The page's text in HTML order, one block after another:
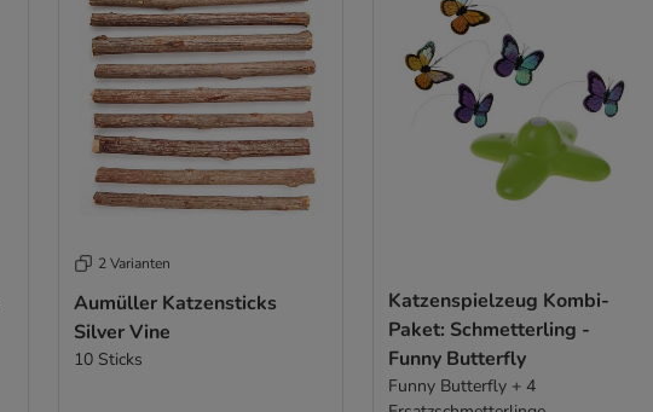
2 Varianten
Aumüller Katzensticks
Silver Vine
10 Sticks
Katzenspielzeug Kombi-
Paket: Schmetterling -
Funny Butterfly
Funny Butterfly + 4